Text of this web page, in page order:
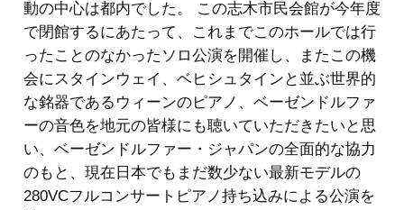
動の中心は都内でした。 この志木市民会館が今年度
で閉館するにあたって、これまでこのホールでは行
ったことのなかったソロ公演を開催し、またこの機
会にスタインウェイ、ベヒシュタインと並ぶ世界的
な銘器であるウィーンのピアノ、ベーゼンドルファ
ーの音色を地元の皆様にも聴いていただきたいと思
い、ベーゼンドルファー・ジャパンの全面的な協力
のもと、現在日本でもまだ数少ない最新モデルの
280VCフルコンサートピアノ持ち込みによる公演を